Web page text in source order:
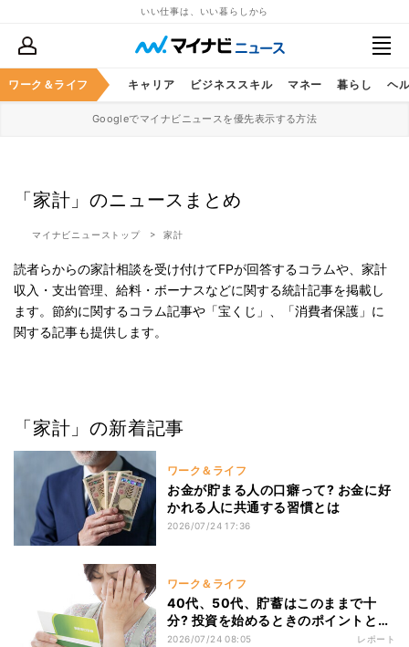
いい仕事は、いい暮らしから
ワーク＆ライフ キャリア ビジネススキル マネー 暮らし ヘ
Googleでマイナビニュースを優先表示する方法
「家計」のニュースまとめ
マイナビニューストップ 家計
読者らからの家計相談を受け付けてFPが回答するコラムや、家計
収入・支出管理、給料・ボーナスなどに関する統計記事を掲載し
ます。節約に関するコラム記事や「宝くじ」、「消費者保護」に
関する記事も提供します。
「家計」の新着記事
ワーク＆ライフ
お金が貯まる人の口癖って? お金に好
かれる人に共通する習慣とは
2026/07/24 17:36
ワーク＆ライフ
40代、50代、貯蓄はこのままで十
分? 投資を始めるときのポイントとポ
ートフォリオの考え方を解説
2026/07/24 08:05 レポート